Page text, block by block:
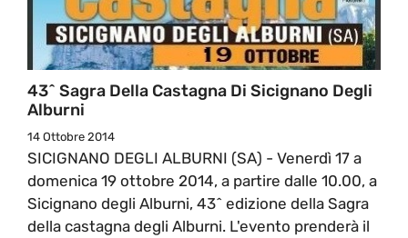
43^ Sagra Della Castagna Di Sicignano Degli
Alburni
14 Ottobre 2014
SICIGNANO DEGLI ALBURNI (SA) - Venerdì 17 a
domenica 19 ottobre 2014, a partire dalle 10.00, a
Sicignano degli Alburni, 43^ edizione della Sagra
della castagna degli Alburni. L'evento prenderà il